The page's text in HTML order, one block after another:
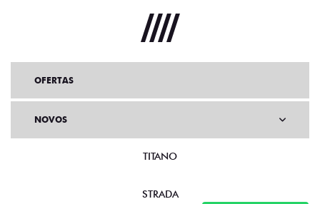
OFERTAS
NOVOS
TITANO
STRADA